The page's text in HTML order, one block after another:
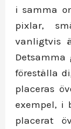
i samma
pixlar,
vanligtvis
föreställa
placeras
exempel, i
placerat